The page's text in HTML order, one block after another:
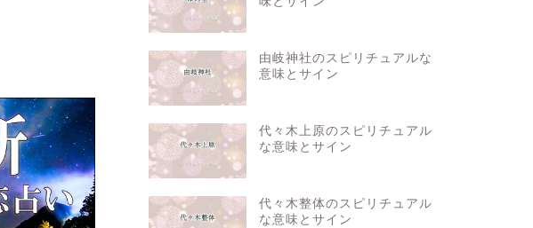
由岐神社のスピリチュアルな
意味とサイン
代々木上原のスピリチュアル
な意味とサイン
代々木整体のスピリチュアル
な意味とサイン